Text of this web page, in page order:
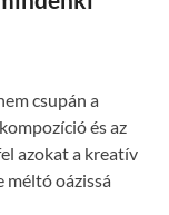
csupán a
és az
azokat a kreatív
méltó oázissá